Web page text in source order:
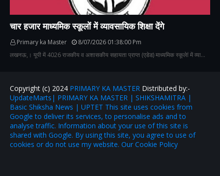
चार हजार माध्यमिक स्कूलों में व्यावसायिक शिक्षा देंगे
Primary ka Master
8/07/2026 01:38:00 Pm
लखनऊ,। यूपी में 4026 राजकीय व अशासकीय सहायता प्राप्त (एडेड) माध्यमिक स्कूलेां में व्या…
Copyright (c) 2024 PRIMARY KA MASTER Distributed by:-
UpdateMarts| PRIMARY KA MASTER | SHIKSHAMITRA |
Basic Shiksha News | UPTET This site uses cookies from
Google to deliver its services, to personalise ads and to
analyse traffic. Information about your use of this site is
shared with Google. By using this site, you agree to use of
cookies or do not use my website. Our Cookie Policy